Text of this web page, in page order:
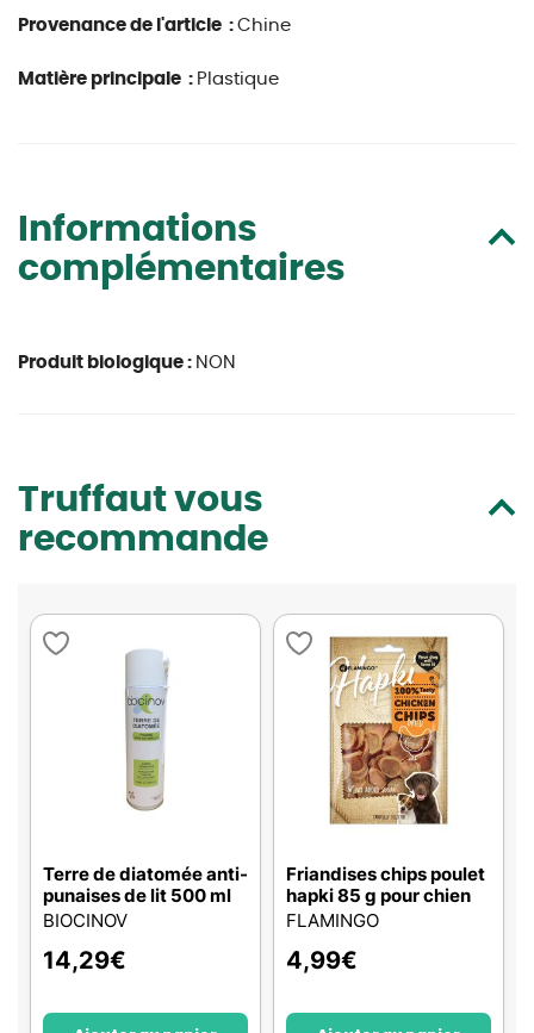
Provenance de l'article : Chine
Matière principale : Plastique
Informations
complémentaires
Produit biologique : NON
Truffaut vous
recommande
Terre de diatomée anti-
punaises de lit 500 ml
BIOCINOV
14,29€
Friandises chips poulet
hapki 85 g pour chien
FLAMINGO
4,99€